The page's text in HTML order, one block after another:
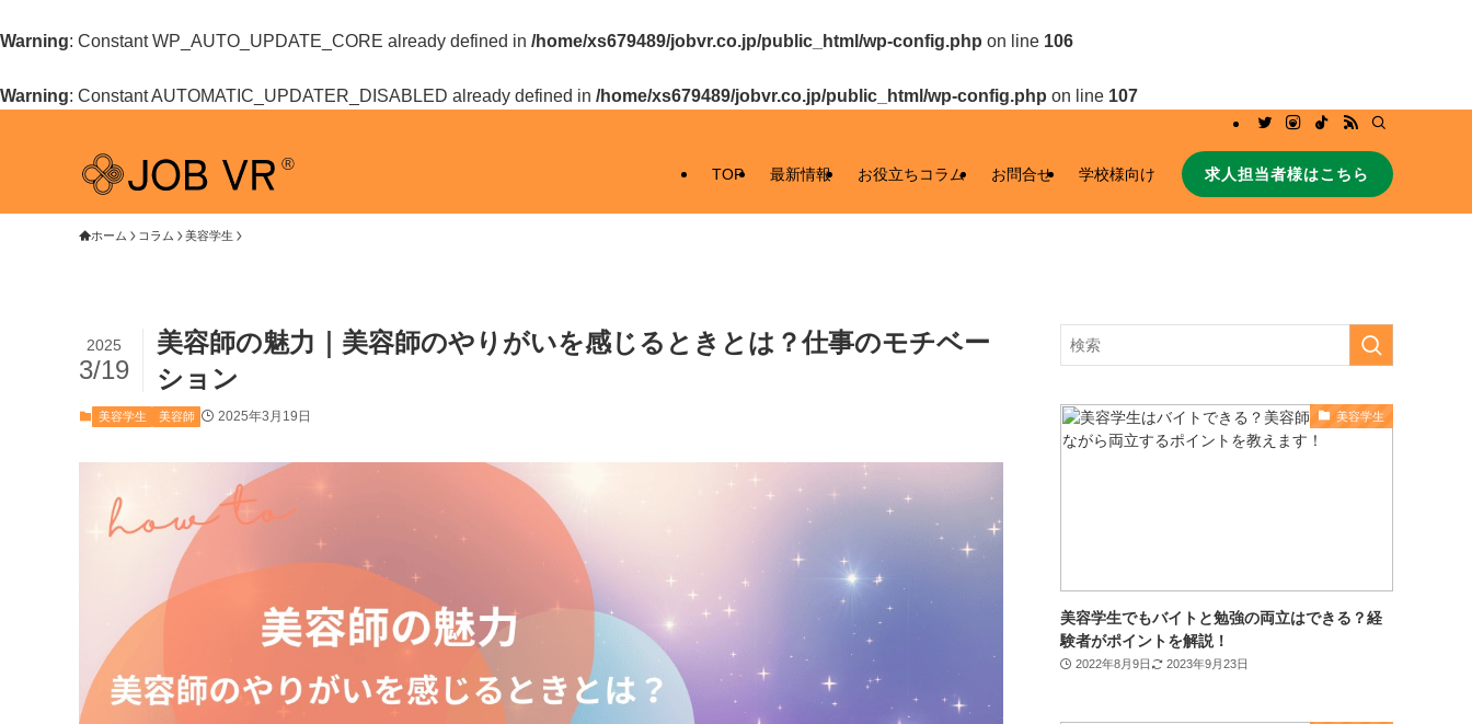
Warning: Constant WP_AUTO_UPDATE_CORE already defined in /home/xs679489/jobvr.co.jp/public_html/wp-config.php on line 106
Warning: Constant AUTOMATIC_UPDATER_DISABLED already defined in /home/xs679489/jobvr.co.jp/public_html/wp-config.php on line 107
TOP 最新情報 お役立ちコラム お問合せ 学校様向け 求人担当者様はこちら
ホーム コラム 美容学生
美容師の魅力｜美容師のやりがいを感じるときとは？仕事のモチベー
ション
2025
3/19
美容学生 美容師 2025年3月19日 美容学生
美容学生でもバイトと勉強の両立はできる？経
験者がポイントを解説！
2022年8月9日 2023年9月23日